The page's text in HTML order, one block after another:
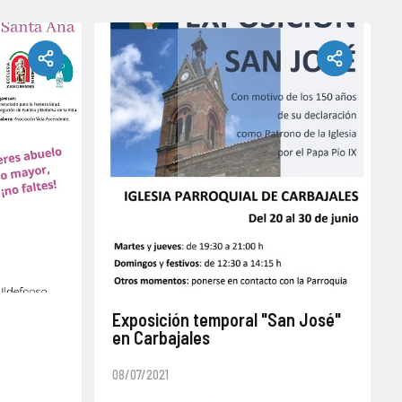
Exposición temporal "San José"
en Carbajales
08/07/2021